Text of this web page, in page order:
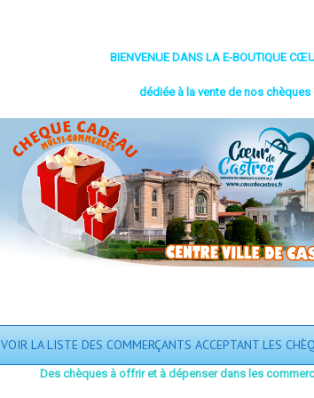
BIENVENUE DANS LA E-BOUTIQUE
dédiée à la vente de nos chèques
VOIR LA LISTE DES COMMERÇANTS ACCEPTANT LES
Des chèques à offrir et à dépenser dans les